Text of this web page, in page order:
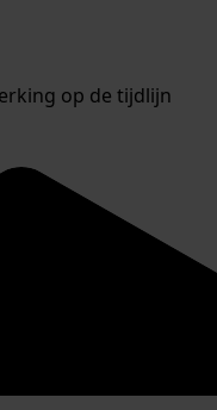
op de tijdlijn